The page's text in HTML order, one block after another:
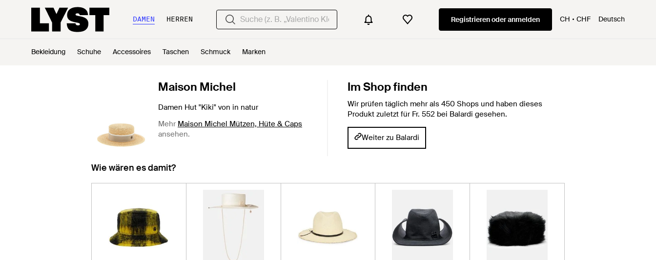
DAMEN HERREN Registrieren oder anmelden CH CHF Deutsch
Bekleidung Schuhe Accessoires Taschen Schmuck Marken
Maison Michel
Damen Hut "Kiki" von in natur
Mehr Maison Michel Mützen, Hüte & Caps
ansehen.
Im Shop finden
Wir prüfen täglich mehr als 450 Shops und haben dieses
Produkt zuletzt für Fr. 552 bei Balardi gesehen.
Weiter zu Balardi
Wie wären es damit?